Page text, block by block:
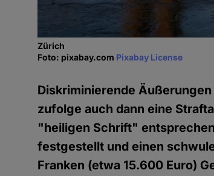
Zürich
Foto: pixabay.com Pixabay License
Diskriminierende
zufolge auch dann eine
"heiligen Schrift"
festgestellt und einen
Franken (etwa 15.600 Euro)